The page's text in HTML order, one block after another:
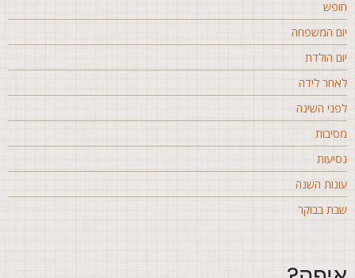
המשפחה
הולדת
לידה
השינה
השנה
בבוקר